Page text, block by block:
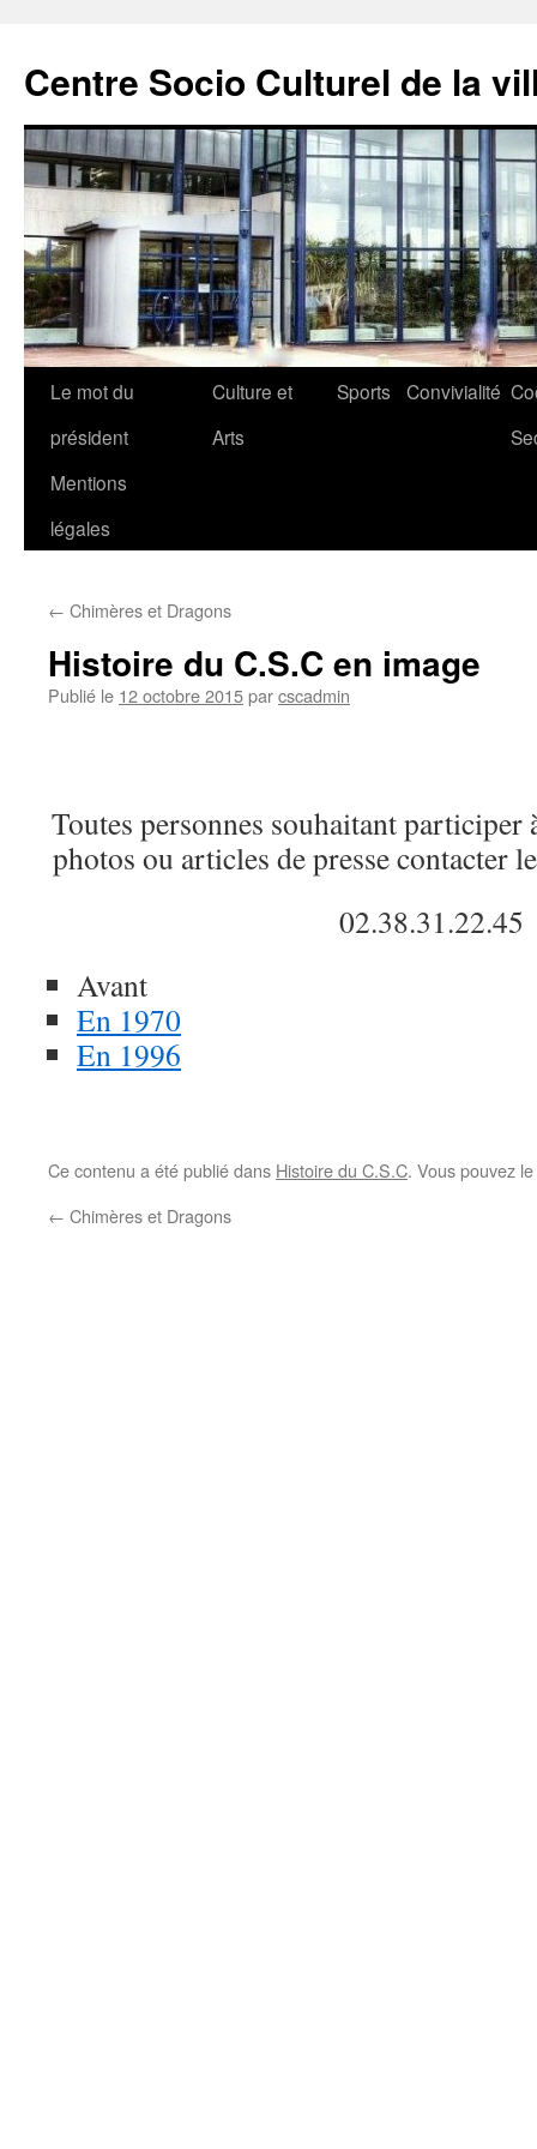
contenu
Centre Socio Culturel de la
Le mot du
président
Culture et
Arts
Sports Convivialité
Mentions
légales
← Chimères et Dragons
Histoire du C.S.C en image
Publié le 12 octobre 2015parcscadmin
Toutes personnes souhaitant participer
photos ou articles de presse contacter
02.38.31.22.45
Avant
En 1970
En 1996
Ce contenu a été publié dans Histoire du C.S.C. Vous pouvez
← Chimères et Dragons